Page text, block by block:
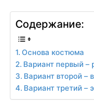
Содержание:
Основа костюма
Вариант первый –
Вариант второй –
Вариант третий –